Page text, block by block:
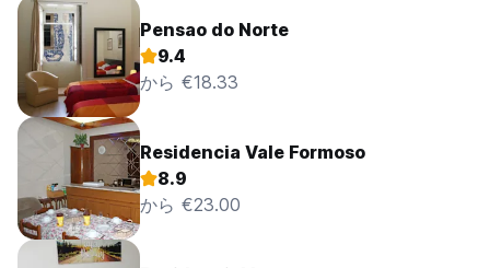
Pensao do Norte
9.4
から €18.33
Residencia Vale Formoso
8.9
から €23.00